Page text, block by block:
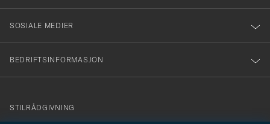
SOSIALE MEDIER
BEDRIFTSINFORMASJON
info@careofcarl.no
STILRÅDGIVNING